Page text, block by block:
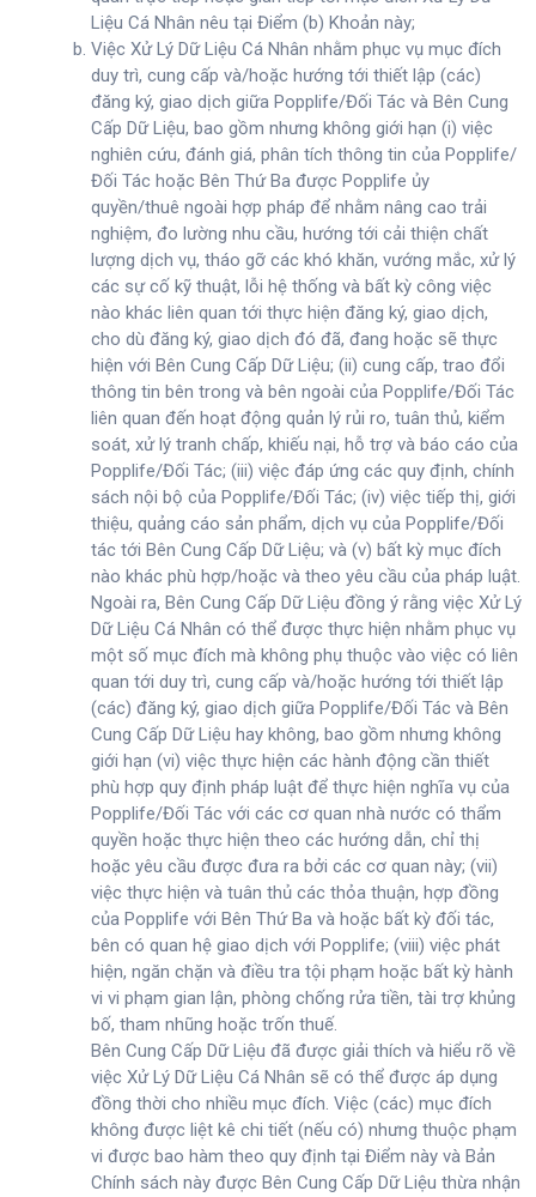
Liệu Cá Nhân nêu tại Điểm (b) Khoản này;
Việc Xử Lý Dữ Liệu Cá Nhân nhằm phục vụ mục đích
duy trì, cung cấp và/hoặc hướng tới thiết lập (các)
đăng ký, giao dịch giữa Popplife/Đối Tác và Bên Cung
Cấp Dữ Liệu, bao gồm nhưng không giới hạn (i) việc
nghiên cứu, đánh giá, phân tích thông tin của Popplife/
Đối Tác hoặc Bên Thứ Ba được Popplife ủy
quyền/thuê ngoài hợp pháp để nhằm nâng cao trải
nghiệm, đo lường nhu cầu, hướng tới cải thiện chất
lượng dịch vụ, tháo gỡ các khó khăn, vướng mắc, xử lý
các sự cố kỹ thuật, lỗi hệ thống và bất kỳ công việc
nào khác liên quan tới thực hiện đăng ký, giao dịch,
cho dù đăng ký, giao dịch đó đã, đang hoặc sẽ thực
hiện với Bên Cung Cấp Dữ Liệu; (ii) cung cấp, trao đổi
thông tin bên trong và bên ngoài của Popplife/Đối Tác
liên quan đến hoạt động quản lý rủi ro, tuân thủ, kiểm
soát, xử lý tranh chấp, khiếu nại, hỗ trợ và báo cáo của
Popplife/Đối Tác; (iii) việc đáp ứng các quy định, chính
sách nội bộ của Popplife/Đối Tác; (iv) việc tiếp thị, giới
thiệu, quảng cáo sản phẩm, dịch vụ của Popplife/Đối
tác tới Bên Cung Cấp Dữ Liệu; và (v) bất kỳ mục đích
nào khác phù hợp/hoặc và theo yêu cầu của pháp luật.
Ngoài ra, Bên Cung Cấp Dữ Liệu đồng ý rằng việc Xử Lý
Dữ Liệu Cá Nhân có thể được thực hiện nhằm phục vụ
một số mục đích mà không phụ thuộc vào việc có liên
quan tới duy trì, cung cấp và/hoặc hướng tới thiết lập
(các) đăng ký, giao dịch giữa Popplife/Đối Tác và Bên
Cung Cấp Dữ Liệu hay không, bao gồm nhưng không
giới hạn (vi) việc thực hiện các hành động cần thiết
phù hợp quy định pháp luật để thực hiện nghĩa vụ của
Popplife/Đối Tác với các cơ quan nhà nước có thẩm
quyền hoặc thực hiện theo các hướng dẫn, chỉ thị
hoặc yêu cầu được đưa ra bởi các cơ quan này; (vii)
việc thực hiện và tuân thủ các thỏa thuận, hợp đồng
của Popplife với Bên Thứ Ba và hoặc bất kỳ đối tác,
bên có quan hệ giao dịch với Popplife; (viii) việc phát
hiện, ngăn chặn và điều tra tội phạm hoặc bất kỳ hành
vi vi phạm gian lận, phòng chống rửa tiền, tài trợ khủng
bố, tham nhũng hoặc trốn thuế.
Bên Cung Cấp Dữ Liệu đã được giải thích và hiểu rõ về
việc Xử Lý Dữ Liệu Cá Nhân sẽ có thể được áp dụng
đồng thời cho nhiều mục đích. Việc (các) mục đích
không được liệt kê chi tiết (nếu có) nhưng thuộc phạm
vi được bao hàm theo quy định tại Điểm này và Bản
Chính sách này được Bên Cung Cấp Dữ Liệu thừa nhận